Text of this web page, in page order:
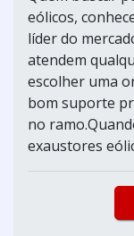
eólicos,
líder do
atendem
escolher uma
bom suporte
no
exaustores